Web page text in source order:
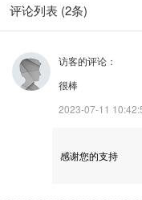
评论列表 (2条)
访客的评论：
很棒
2023-07-11
感谢您的支持